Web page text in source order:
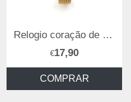
Relogio coração de viana malmequer
€17,90
COMPRAR